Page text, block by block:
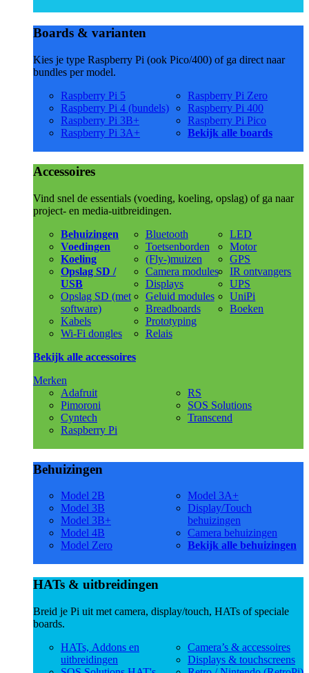
Boards & varianten
Kies je type Raspberry Pi (ook Pico/400) of ga direct naar
bundles per model.
Raspberry Pi 5
Raspberry Pi 4 (bundels)
Raspberry Pi 3B+
Raspberry Pi 3A+
Raspberry Pi Zero
Raspberry Pi 400
Raspberry Pi Pico
Bekijk alle boards
Accessoires
Vind snel de essentials (voeding, koeling, opslag) of ga naar
project- en media-uitbreidingen.
Behuizingen
Voedingen
Koeling
Opslag SD /
USB
Opslag SD (met
software)
Kabels
Wi-Fi dongles
Bluetooth
Toetsenborden
(Fly-)muizen
Camera modules
Displays
Geluid modules
Breadboards
Prototyping
Relais
LED
Motor
GPS
IR ontvangers
UPS
UniPi
Boeken
Bekijk alle accessoires
Merken
Adafruit
Pimoroni
Cyntech
Raspberry Pi
RS
SOS Solutions
Transcend
Behuizingen
Model 2B
Model 3B
Model 3B+
Model 4B
Model Zero
Model 3A+
Display/Touch
behuizingen
Camera behuizingen
Bekijk alle behuizingen
HATs & uitbreidingen
Breid je Pi uit met camera, display/touch, HATs of speciale
boards.
HATs, Addons en
uitbreidingen
Camera’s & accessoires
Displays & touchscreens